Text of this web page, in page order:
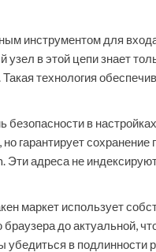
инструментом для
в этой цепи знает
технология
безопасности в
гарантирует сохранение
Эти адреса не
маркет использует
до актуальной,
убедиться в